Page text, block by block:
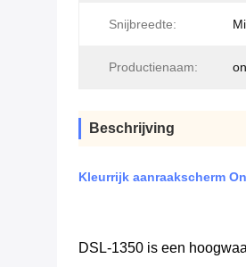
Snijbreedte:
Productienaam:
Beschrijving
Kleurrijk aanraakscherm
DSL-1350 is een